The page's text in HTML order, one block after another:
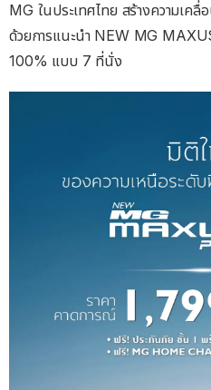
MG ในประเทศไทย สร้างความเค
ด้วยการแนะนำ NEW MG
100% แบบ 7 ที่นั่ง